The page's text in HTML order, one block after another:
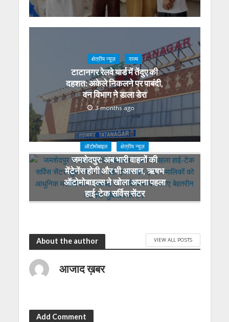
क्षेत्रीय न्यूज़ राज्य
टाटानगर रेलवे यार्ड में तेंदुए की
दहशत: अकेले निकलने पर पाबंदी,
वन विभाग ने डाला डेरा
3 months ago
ऑटोमोबाइल क्षेत्रीय न्यूज़
जमशेदपुर: अब भारी वाहनों की
मेंटेनेंस होगी और भी आसान, ऋषभ
ऑटोमोबाइल्स ने खोला अपना पहला
हाई-टेक सर्विस सेंटर
About the author VIEW ALL POSTS
आजाद ख़बर
Add Comment